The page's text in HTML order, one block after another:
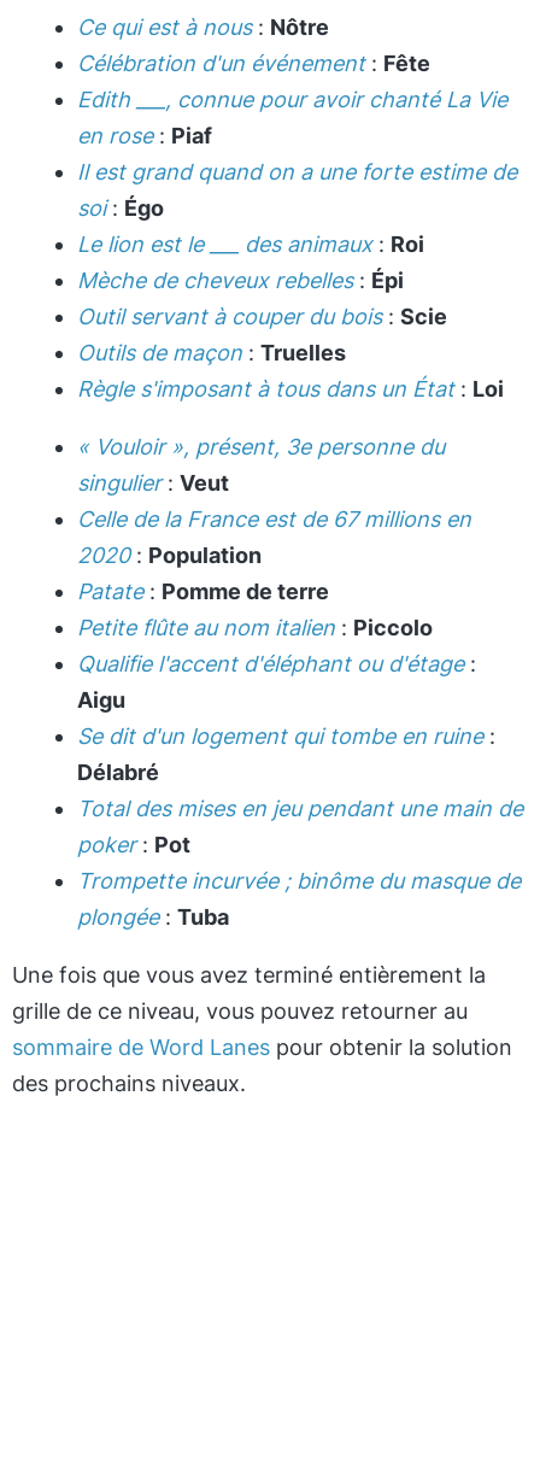
Ce qui est à nous: Nôtre
Célébration d'un événement: Fête
Edith ___, connue pour avoir chanté La Vie
en rose: Piaf
Il est grand quand on a une forte estime de
soi: Égo
Le lion est le ___ des animaux: Roi
Mèche de cheveux rebelles: Épi
Outil servant à couper du bois: Scie
Outils de maçon : Truelles
Règle s'imposant à tous dans un État: Loi
« Vouloir », présent, 3e personne du
singulier: Veut
Celle de la France est de 67 millions en
2020: Population
Patate: Pomme de terre
Petite flûte au nom italien : Piccolo
Qualifie l'accent d'éléphant ou d'étage:
Aigu
Se dit d'un logement qui tombe en ruine:
Délabré
Total des mises en jeu pendant une main de
poker: Pot
Trompette incurvée ; binôme du masque de
plongée: Tuba
Une fois que vous avez terminé entièrement la
grille de ce niveau, vous pouvez retourner au
sommaire de Word Lanes pour obtenir la solution
des prochains niveaux.